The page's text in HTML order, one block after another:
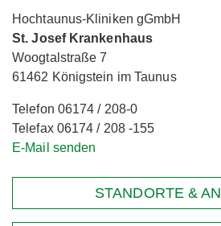
Hochtaunus-Kliniken gGmbH
St. Josef Krankenhaus
Woogtalstraße 7
61462 Königstein im Taunus
Telefon 06174 / 208-0
Telefax 06174 / 208 -155
E-Mail senden
STANDORTE &